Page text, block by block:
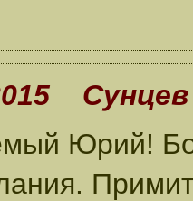
Юрий!